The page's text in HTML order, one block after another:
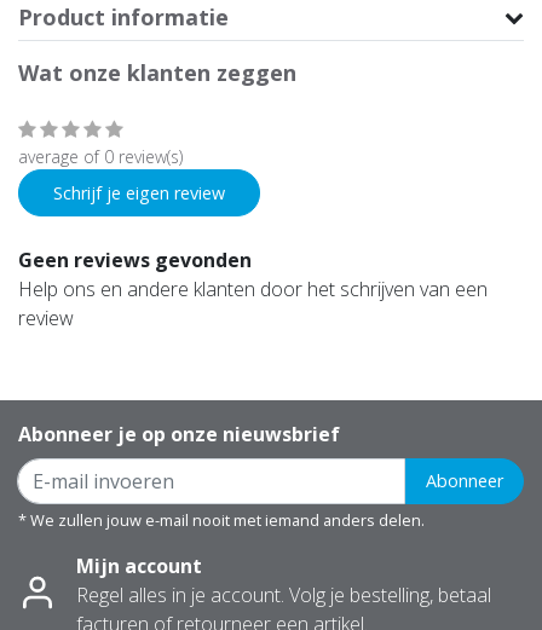
Product informatie
Wat onze klanten zeggen
average of 0 review(s)
Schrijf je eigen review
Geen reviews gevonden
Help ons en andere klanten door het schrijven van een
review
Abonneer je op onze nieuwsbrief
Abonneer
* We zullen jouw e-mail nooit met iemand anders delen.
Mijn account
Regel alles in je account. Volg je bestelling, betaal
facturen of retourneer een artikel.